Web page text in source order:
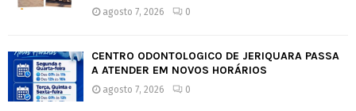
agosto 7, 2026 0
CENTRO ODONTOLÓGICO DE JERIQUARA PASSA
A ATENDER EM NOVOS HORÁRIOS
agosto 7, 2026 0